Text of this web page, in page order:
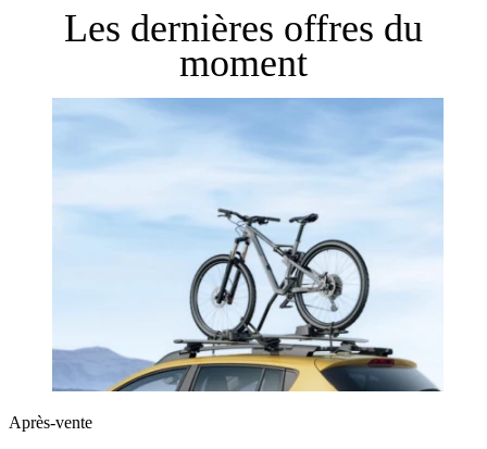
Les dernières offres du
moment
Après-vente